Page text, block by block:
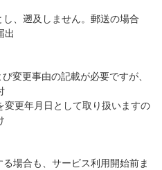
、遡及しません。郵送の場合
出
変更事由の記載が必要ですが、
更年月日として取り扱いますの
場合も、サービス利用開始前ま